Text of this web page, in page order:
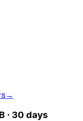
→
· 30 days